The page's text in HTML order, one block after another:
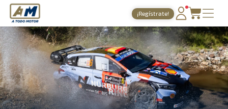
A Todo Motor · Revista del motor desde 1999
¡Regístrate!
PORTADA
TIEMPOS ONLINE
NOTICIAS
AGENDA
A Todo Motor » Noticias » WRC